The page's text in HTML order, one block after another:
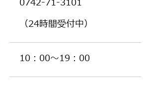
（24時間受付中）
10：00～19：00